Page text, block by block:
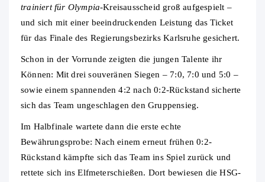
trainiert für Olympia-Kreisausscheid groß aufgespielt –
und sich mit einer beeindruckenden Leistung das Ticket
für das Finale des Regierungsbezirks Karlsruhe gesichert.
Schon in der Vorrunde zeigten die jungen Talente ihr
Können: Mit drei souveränen Siegen – 7:0, 7:0 und 5:0 –
sowie einem spannenden 4:2 nach 0:2-Rückstand sicherte
sich das Team ungeschlagen den Gruppensieg.
Im Halbfinale wartete dann die erste echte
Bewährungsprobe: Nach einem erneut frühen 0:2-
Rückstand kämpfte sich das Team ins Spiel zurück und
rettete sich ins Elfmeterschießen. Dort bewiesen die HSG-